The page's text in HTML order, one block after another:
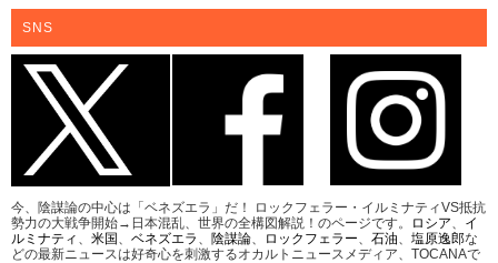
SNS
今、陰謀論の中心は「ベネズエラ」だ！ ロックフェラー・イルミナティVS抵抗
勢力の大戦争開始→日本混乱、世界の全構図解説！のページです。
ロシア
イ
ルミナティ
米国 ベネズエラ 陰謀論 ロックフェラー 石油 塩原逸郎な
どの最新ニュースは好奇心を刺激するオカルトニュースメディア、TOCANAで